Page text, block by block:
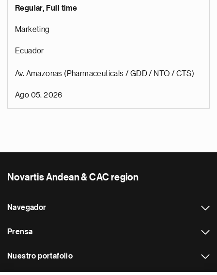
Regular, Full time
Marketing
Ecuador
Av. Amazonas (Pharmaceuticals / GDD / NTO / CTS)
Ago 05, 2026
Novartis Andean & CAC region
Navegador
Prensa
Nuestro portafolio